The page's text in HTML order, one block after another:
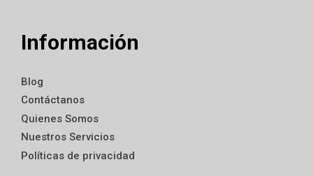
Información
Blog
Contáctanos
Quienes Somos
Nuestros Servicios
Políticas de privacidad